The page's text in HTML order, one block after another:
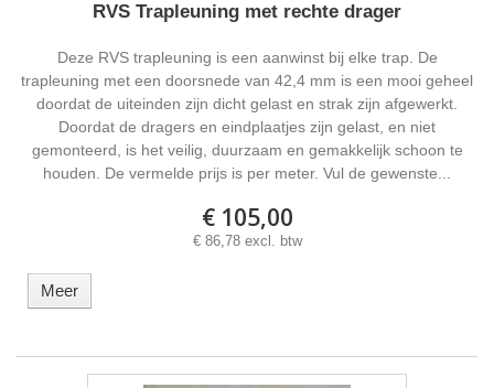
RVS Trapleuning met rechte drager
Deze RVS trapleuning is een aanwinst bij elke trap. De
trapleuning met een doorsnede van 42,4 mm is een mooi geheel
doordat de uiteinden zijn dicht gelast en strak zijn afgewerkt.
Doordat de dragers en eindplaatjes zijn gelast, en niet
gemonteerd, is het veilig, duurzaam en gemakkelijk schoon te
houden. De vermelde prijs is per meter. Vul de gewenste...
€ 105,00
€ 86,78 excl. btw
Meer